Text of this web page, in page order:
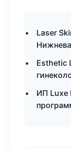
Laser
Esthetic
ИП Luxe